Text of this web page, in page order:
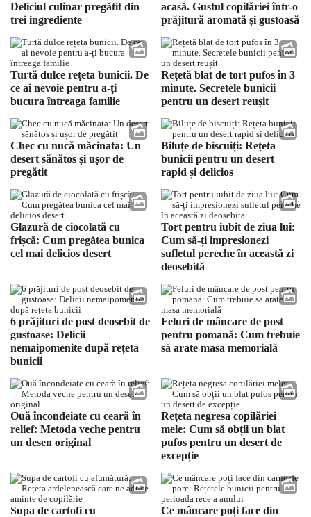
Deliciul culinar pregătit din
trei ingrediente
acasă. Gustul copilăriei într-o
prăjitură aromată și gustoasă
Turtă dulce rețeta bunicii. De
ce ai nevoie pentru a-ți
bucura întreaga familie
Rețetă blat de tort pufos în 3
minute. Secretele bunicii
pentru un desert reușit
Chec cu nucă măcinata: Un
desert sănătos și ușor de
pregătit
Biluțe de biscuiți: Rețeta
bunicii pentru un desert
rapid și delicios
Glazură de ciocolată cu
frișcă: Cum pregătea bunica
cel mai delicios desert
Tort pentru iubit de ziua lui:
Cum să-ți impresionezi
sufletul pereche în această zi
deosebită
6 prăjituri de post deosebit de
gustoase: Delicii
nemaipomenite după rețeta
bunicii
Feluri de mâncare de post
pentru pomană: Cum trebuie
să arate masa memorială
Ouă încondeiate cu ceară în
relief: Metoda veche pentru
un desen original
Rețeta negresa copilăriei
mele: Cum să obții un blat
pufos pentru un desert de
excepție
Supa de cartofi cu
Ce mâncare poți face din